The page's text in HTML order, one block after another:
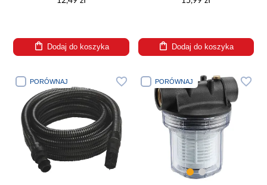
Dodaj do koszyka Dodaj do koszyka
PORÓWNAJ PORÓWNAJ